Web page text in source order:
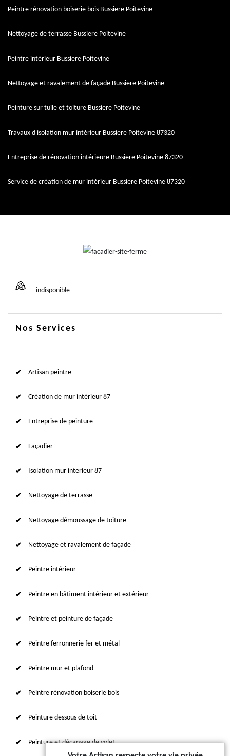
Peintre rénovation boiserie bois Bussiere Poitevine
Nettoyage de terrasse Bussiere Poitevine
Peintre intérieur Bussiere Poitevine
Nettoyage et ravalement de façade Bussiere Poitevine
Peinture sur tuile et toiture Bussiere Poitevine
Travaux d'isolation mur intérieur Bussiere Poitevine 87320
Entreprise de rénovation intérieure Bussiere Poitevine 87320
Service de création de mur intérieur Bussiere Poitevine 87320
indisponible
Nos Services
Artisan peintre
Création de mur intérieur 87
Entreprise de peinture
Façadier
Isolation mur interieur 87
Nettoyage de terrasse
Nettoyage démoussage de toiture
Nettoyage et ravalement de façade
Peintre intérieur
Peintre en bâtiment intérieur et extérieur
Peintre et peinture de façade
Peintre ferronnerie fer et métal
Peintre mur et plafond
Peintre rénovation boiserie bois
Peinture dessous de toit
Peinture et décapage de volet